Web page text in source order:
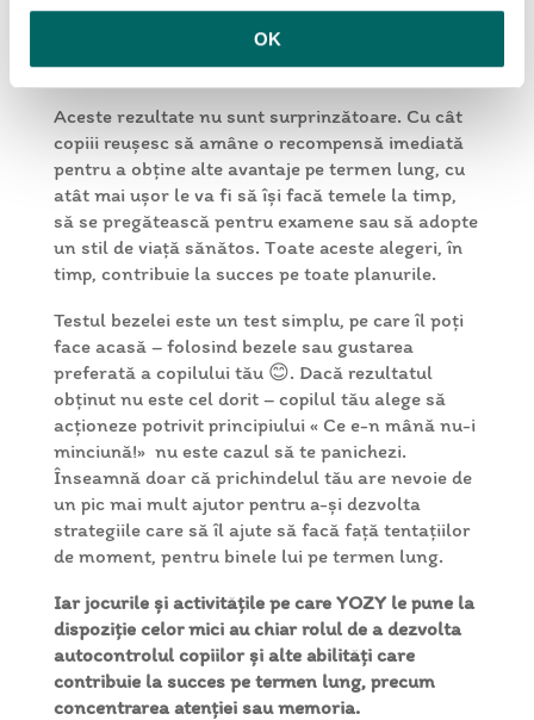
OK
sănătate fizică mai bună;
Aceste rezultate nu sunt surprinzătoare. Cu cât
copiii reușesc să amâne o recompensă imediată
pentru a obține alte avantaje pe termen lung, cu
atât mai ușor le va fi să își facă temele la timp,
să se pregătească pentru examene sau să adopte
un stil de viață sănătos. Toate aceste alegeri, în
timp, contribuie la succes pe toate planurile.
Testul bezelei este un test simplu, pe care îl poți
face acasă – folosind bezele sau gustarea
preferată a copilului tău 😊. Dacă rezultatul
obținut nu este cel dorit – copilul tău alege să
acționeze potrivit principiului « Ce e-n mână nu-i
minciună!» nu este cazul să te panichezi.
Înseamnă doar că prichindelul tău are nevoie de
un pic mai mult ajutor pentru a-și dezvolta
strategiile care să îl ajute să facă față tentațiilor
de moment, pentru binele lui pe termen lung.
Iar jocurile și activitățile pe care YOZY le pune la
dispoziție celor mici au chiar rolul de a dezvolta
autocontrolul copiilor și alte abilități care
contribuie la succes pe termen lung, precum
concentrarea atenției sau memoria.